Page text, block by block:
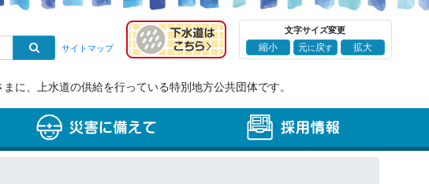
サイトマップ
文字サイズ変更
縮小 元に戻す 拡大
に、上水道の供給を行っている特別地方公共団体です。